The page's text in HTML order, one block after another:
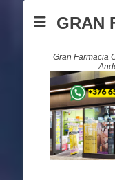
GRAN
Gran Farmacia